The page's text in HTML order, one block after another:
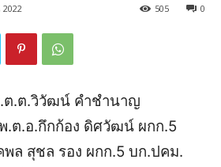
2022 0
505
ต.ต.วิวัฒน์ คำชำนาญ
.ต.อ.กึกก้อง ดิศวัฒน์ ผกก.5
ล สุชล รอง ผกก.5 บก.ปคม.